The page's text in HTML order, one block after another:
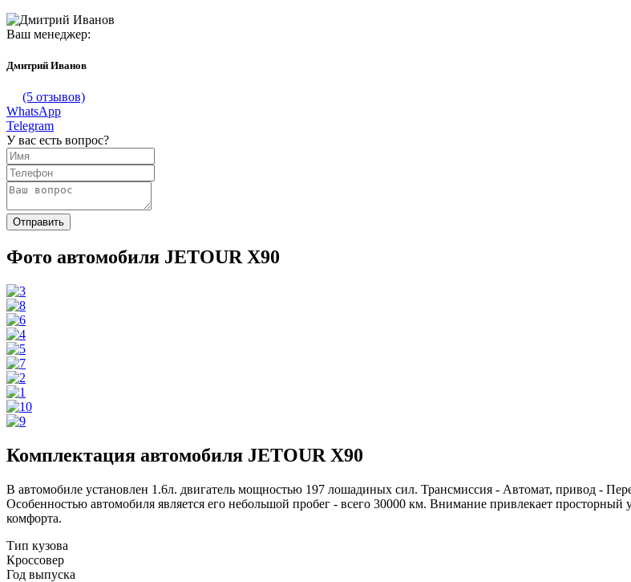
Ваш менеджер:
Дмитрий Иванов
(5 отзывов)
WhatsApp
Telegram
У вас есть вопрос?
Фото автомобиля JETOUR X90
Комплектация автомобиля JETOUR X90
В автомобиле установлен 1.6л. двигатель мощностью 197 лошадиных сил. Трансмиссия - Автомат, привод -
Особенностью автомобиля является его небольшой пробег - всего 30000 км. Внимание привлекает
комфорта.
Тип кузова
Кроссовер
Год выпуска